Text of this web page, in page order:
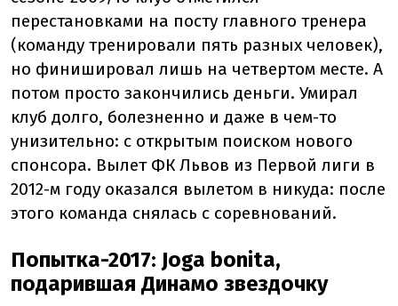
перестановками на посту главного тренера
(команду тренировали пять разных человек),
но финишировал лишь на четвертом месте. А
потом просто закончились деньги. Умирал
клуб долго, болезненно и даже в чем-то
унизительно: с открытым поиском нового
спонсора. Вылет ФК Львов из Первой лиги в
2012-м году оказался вылетом в никуда: после
этого команда снялась с соревнований.
Попытка-2017: Joga bonita,
подарившая Динамо звездочку